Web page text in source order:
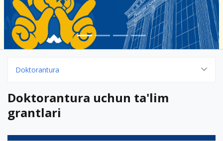
Doktorantura
Doktorantura uchun ta'lim
grantlari